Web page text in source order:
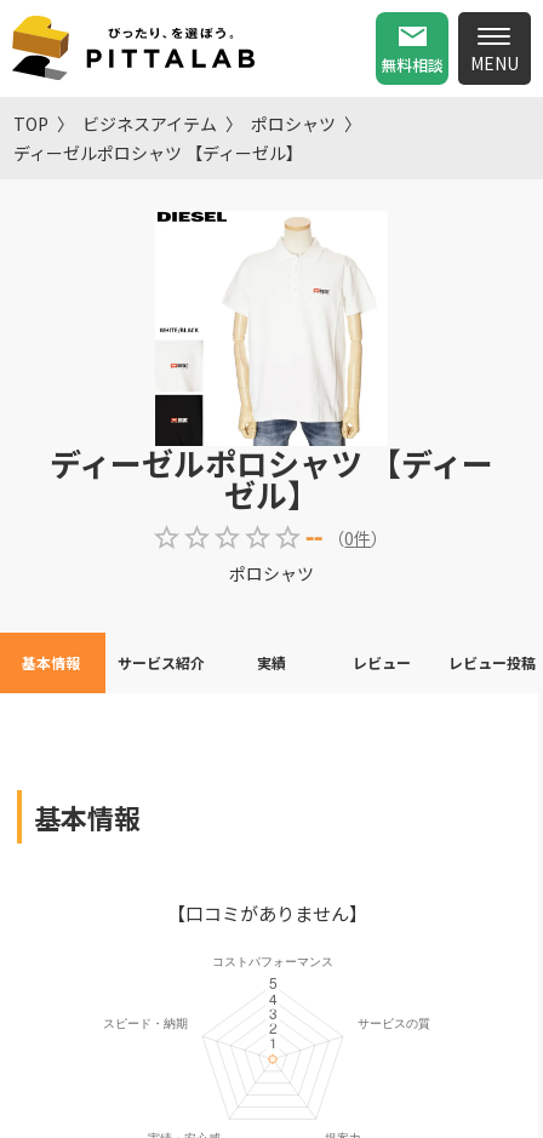
無料相談
TOP ビジネスアイテム
ポロシャツ
ディーゼルポロシャツ 【ディーゼル】
ディーゼルポロシャツ 【ディー
ゼル】
-- （0件）
ポロシャツ
基本情報 サービス紹介 実績 レビュー レビュー投稿
基本情報
【口コミがありません】